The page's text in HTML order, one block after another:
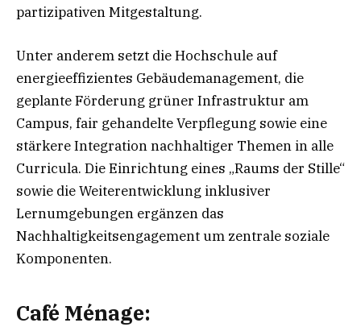
partizipativen Mitgestaltung.
Unter anderem setzt die Hochschule auf
energieeffizientes Gebäudemanagement, die
geplante Förderung grüner Infrastruktur am
Campus, fair gehandelte Verpflegung sowie eine
stärkere Integration nachhaltiger Themen in alle
Curricula. Die Einrichtung eines „Raums der Stille“
sowie die Weiterentwicklung inklusiver
Lernumgebungen ergänzen das
Nachhaltigkeitsengagement um zentrale soziale
Komponenten.
Café Ménage: